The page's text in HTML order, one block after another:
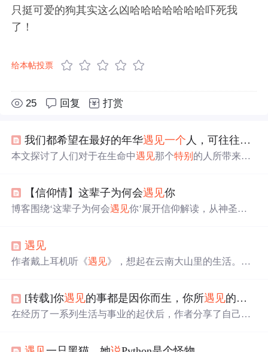
只挺可爱的狗其实这么凶哈哈哈哈哈哈哈吓死我
了！
给本帖投票
25 回复 打赏
我们都希望在最好的年华遇见一个 人，可往往是
本文探讨了人们对于在生命中遇见那个特别 的人所带来的
为珍贵。【信仰情】这辈子为何会遇见你
博客围绕‘这辈子为何会遇见你’展开信仰解读，从神圣剧
给出聆听相遇密语的实践指南。
遇见
作者戴上耳机听《遇见》，想起在云南大山里的生活。那
静，虽想离开，回来后却怀念那种简单。
[转载]你遇见的事都是因你而生，你所遇见的人都是为你而来（自赵星）
在经历了一系列生活与事业的起伏后，作者分享了自己如